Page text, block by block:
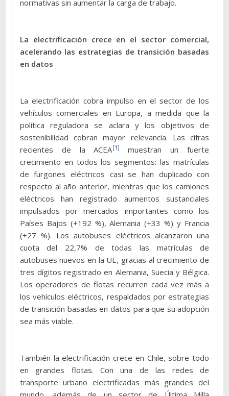
normativas sin aumentar la carga de trabajo.
La electrificación crece en el sector comercial,
acelerando las estrategias de transición basadas
en datos
La electrificación cobra impulso en el sector de los
vehículos comerciales en Europa, a medida que la
política reguladora se aclara y los objetivos de
sostenibilidad cobran mayor relevancia. Las cifras
recientes de la ACEA[1]
muestran un fuerte
crecimiento en todos los segmentos: las matrículas
de furgones eléctricos casi se han duplicado con
respecto al año anterior, mientras que los camiones
eléctricos han registrado aumentos sustanciales
impulsados por mercados importantes como los
Países Bajos (+192 %), Alemania (+33 %) y Francia
(+27 %). Los autobuses eléctricos alcanzaron una
cuota del 22,7% de todas las matrículas de
autobuses nuevos en la UE, gracias al crecimiento de
tres dígitos registrado en Alemania, Suecia y Bélgica.
Los operadores de flotas recurren cada vez más a
los vehículos eléctricos, respaldados por estrategias
de transición basadas en datos para que su adopción
sea más viable.
También la electrificación crece en Chile, sobre todo
en grandes flotas. Con una de las redes de
transporte urbano electrificadas más grandes del